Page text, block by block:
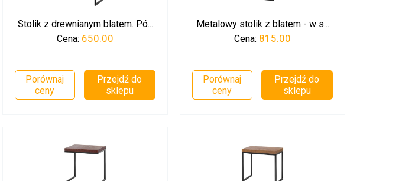
Stolik z drewnianym blatem. Pó...
Cena: 650.00
Porównaj
ceny
Przejdź do
sklepu
Metalowy stolik z blatem - w s...
Cena: 815.00
Porównaj
ceny
Przejdź do
sklepu